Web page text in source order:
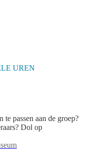
UREN
te passen aan de groep?
Dol op